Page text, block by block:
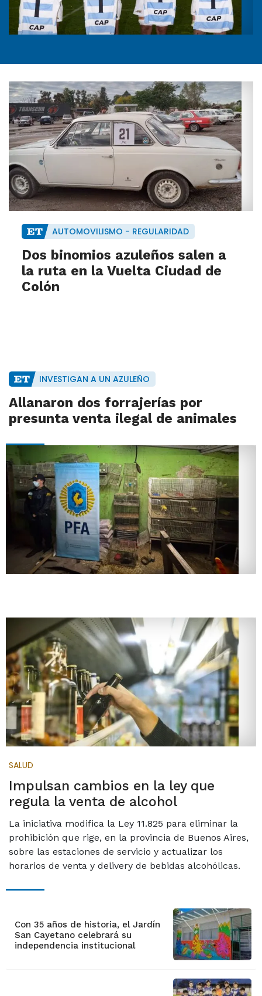
AUTOMOVILISMO - REGULARIDAD
Dos binomios azuleños salen a
la ruta en la Vuelta Ciudad de
Colón
INVESTIGAN A UN AZULEÑO
Allanaron dos forrajerías por
presunta venta ilegal de animales
SALUD
Impulsan cambios en la ley que
regula la venta de alcohol
La iniciativa modifica la Ley 11.825 para eliminar la
prohibición que rige, en la provincia de Buenos Aires,
sobre las estaciones de servicio y actualizar los
horarios de venta y delivery de bebidas alcohólicas.
Con 35 años de historia, el Jardín
San Cayetano celebrará su
independencia institucional